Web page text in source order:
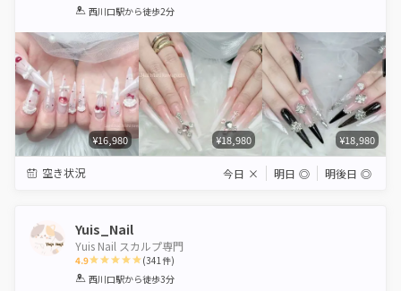
1 2 3 4 5
西川口駅から徒歩2分
¥16,980 ¥18,980 ¥18,980
空き状況 今日 × 明日 ◎ 明後日 ◎
Yuis_Nail
Yuis Nail スカルプ専門
4.9
1 2 3 4 5
(341件)
西川口駅から徒歩3分